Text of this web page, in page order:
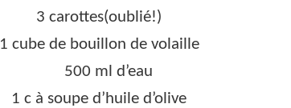
3 carottes(oublié!)
1 cube de bouillon de volaille
500 ml d’eau
1 c à soupe d’huile d’olive